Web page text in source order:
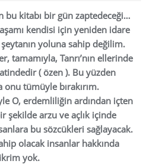
bu kitabı bir gün zaptedeceği…
kendisi için yeniden idare
şeytanın yoluna sahip değilim.
tamamıyla, Tanrı’nın ellerinde
( özen ). Bu yüzden
onu tümüyle bırakırım.
O, erdemliliğin ardından içten
şekilde arzu ve açlık içinde
bu sözcükleri sağlayacak.
olacak insanlar hakkında
yok.